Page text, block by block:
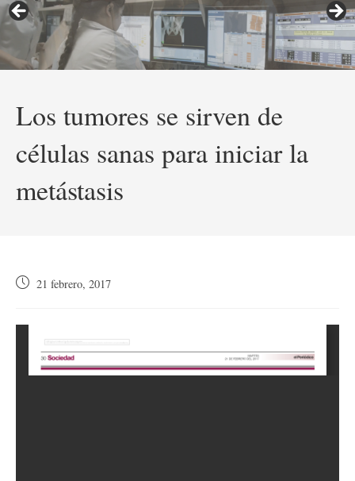
Los tumores se sirven de
células sanas para iniciar la
metástasis
Publicación
21 febrero, 2017